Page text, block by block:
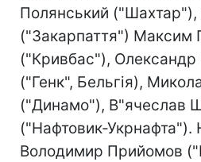
Полянський ("Шахтар"),
("Закарпаття") Максим
("Кривбас"), Олександр
("Генк", Бельгія),
("Динамо"), В"ячеслав
("Нафтовик-Укрнафта").
Володимир Прийомов